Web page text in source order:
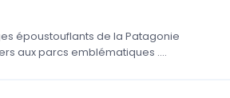
époustouflants de la Patagonie
aux parcs emblématiques ....